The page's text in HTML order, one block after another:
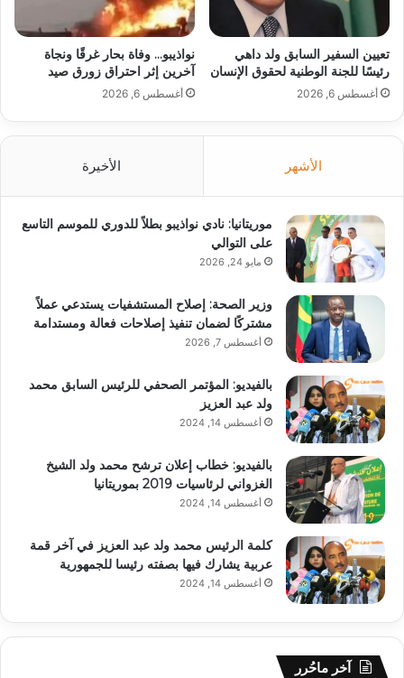
تعيين السفير السابق ولد داهي
رئيسًا للجنة الوطنية لحقوق الإنسان
أغسطس 6, 2026
نواذيبو… وفاة بحار غرقًا ونجاة
آخرين إثر احتراق زورق صيد
أغسطس 6, 2026
الأشهر الأخيرة
موريتانيا: نادي نواذيبو بطلاً للدوري للموسم التاسع
على التوالي
مايو 24, 2026
وزير الصحة: إصلاح المستشفيات يستدعي عملاً
مشتركًا لضمان تنفيذ إصلاحات فعالة ومستدامة
أغسطس 7, 2026
بالفيديو: المؤتمر الصحفي للرئيس السابق محمد
ولد عبد العزيز
أغسطس 14, 2024
بالفيديو: خطاب إعلان ترشح محمد ولد الشيخ
الغزواني لرئاسيات 2019 بموريتانيا
أغسطس 14, 2024
كلمة الرئيس محمد ولد عبد العزيز في آخر قمة
عربية يشارك فيها بصفته رئيسا للجمهورية
أغسطس 14, 2024
آخر ماحُرر